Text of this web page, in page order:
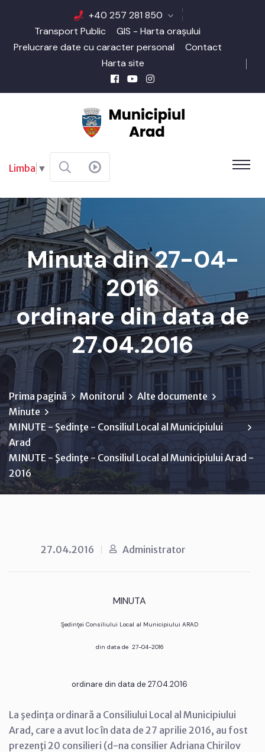
+40 257 281 850
Transport Public
GIS - Harta orașului
Prelucrare date cu caracter personal
Contact
Harta site
Limba ▼
Minuta din 27-04-
2016
ordinare din data de
27.04.2016
Prima pagină Monitorul
Alte documente
Minute
MINUTE - Şedinţe - Consiliul Local al Municipiului
Arad
MINUTE - Şedinţe - Consiliul Local al Municipiului Arad -
2016
27.04.2016 Administrator
MINUTA
Şedinţei Consiliului Local al Municipiului ARAD
din data de 27-04-2016
ordinare din data de 27.04.2016
La şedinţa ordinară a Consiliului Local al Municipiului
Arad, care a avut loc în data de 27 aprilie 2016, au fost
prezenţi 20 consilieri (d-na consilier Adriana Chirilov